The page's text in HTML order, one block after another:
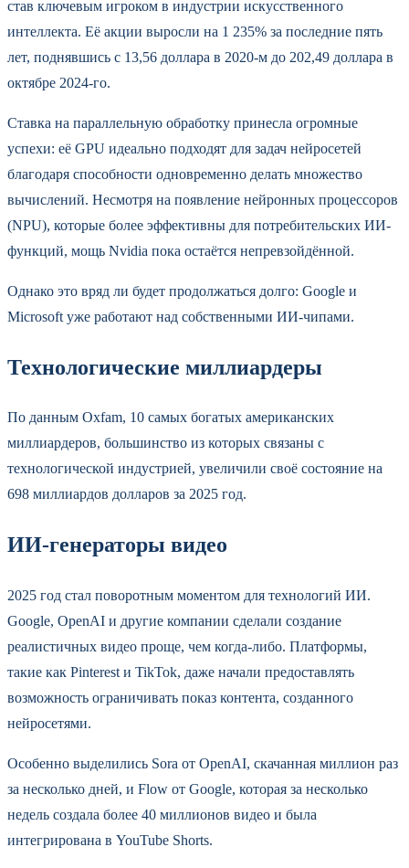
став ключевым игроком в индустрии искусственного
интеллекта. Её акции выросли на 1 235% за последние пять
лет, поднявшись с 13,56 доллара в 2020‑м до 202,49 доллара в
октябре 2024-го.
Ставка на параллельную обработку принесла огромные
успехи: её GPU идеально подходят для задач нейросетей
благодаря способности одновременно делать множество
вычислений. Несмотря на появление нейронных процессоров
(NPU), которые более эффективны для потребительских ИИ-
функций, мощь Nvidia пока остаётся непревзойдённой.
Однако это вряд ли будет продолжаться долго: Google и
Microsoft уже работают над собственными ИИ-чипами.
Технологические миллиардеры
По данным Oxfam, 10 самых богатых американских
миллиардеров, большинство из которых связаны с
технологической индустрией, увеличили своё состояние на
698 миллиардов долларов за 2025 год.
ИИ-генераторы видео
2025 год стал поворотным моментом для технологий ИИ.
Google, OpenAI и другие компании сделали создание
реалистичных видео проще, чем когда-либо. Платформы,
такие как Pinterest и TikTok, даже начали предоставлять
возможность ограничивать показ контента, созданного
нейросетями.
Особенно выделились Sora от OpenAI, скачанная миллион раз
за несколько дней, и Flow от Google, которая за несколько
недель создала более 40 миллионов видео и была
интегрирована в YouTube Shorts.